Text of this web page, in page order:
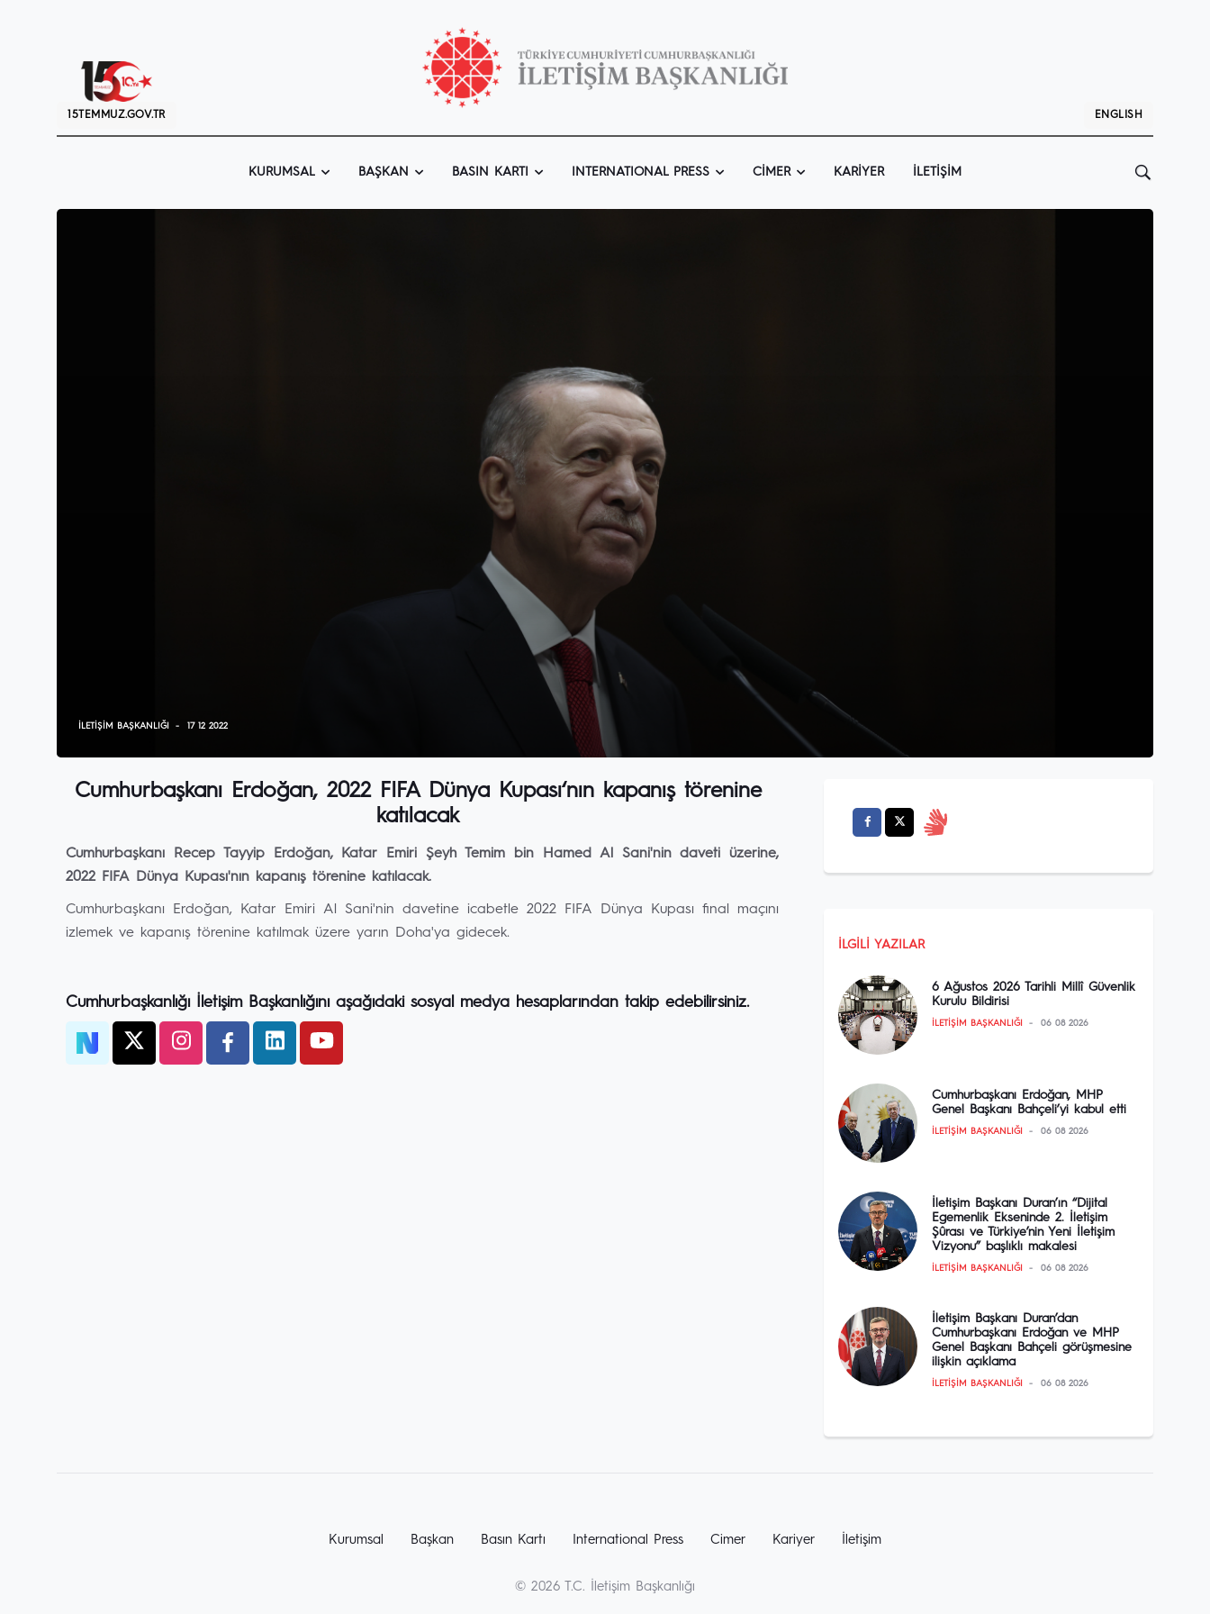
15TEMMUZ.GOV.TR ENGLISH
KURUMSAL BAŞKAN BASIN KARTI INTERNATIONAL PRESS CIMER KARIYER İLETIŞIM
İLETIŞIM BAŞKANLIĞI 17 12 2022
Cumhurbaşkanı Erdoğan, 2022 FIFA Dünya Kupası‘nın kapanış törenine
katılacak
Cumhurbaşkanı Recep Tayyip Erdoğan, Katar Emiri Şeyh Temim bin Hamed Al Sani'nin daveti üzerine,
2022 FIFA Dünya Kupası'nın kapanış törenine katılacak.
Cumhurbaşkanı Erdoğan, Katar Emiri Al Sani'nin davetine icabetle 2022 FIFA Dünya Kupası final maçını
izlemek ve kapanış törenine katılmak üzere yarın Doha'ya gidecek.
Cumhurbaşkanlığı İletişim Başkanlığını aşağıdaki sosyal medya hesaplarından takip edebilirsiniz.
İLGILI YAZILAR
6 Ağustos 2026 Tarihli Millî Güvenlik
Kurulu Bildirisi
İLETIŞIM BAŞKANLIĞI 06 08 2026
Cumhurbaşkanı Erdoğan, MHP
Genel Başkanı Bahçeli’yi kabul etti
İLETIŞIM BAŞKANLIĞI 06 08 2026
İletişim Başkanı Duran’ın “Dijital
Egemenlik Ekseninde 2. İletişim
Şûrası ve Türkiye’nin Yeni İletişim
Vizyonu” başlıklı makalesi
İLETIŞIM BAŞKANLIĞI 06 08 2026
İletişim Başkanı Duran’dan
Cumhurbaşkanı Erdoğan ve MHP
Genel Başkanı Bahçeli görüşmesine
ilişkin açıklama
İLETIŞIM BAŞKANLIĞI 06 08 2026
Kurumsal Başkan Basın Kartı International Press Cimer Kariyer İletişim
© 2026 T.C. İletişim Başkanlığı